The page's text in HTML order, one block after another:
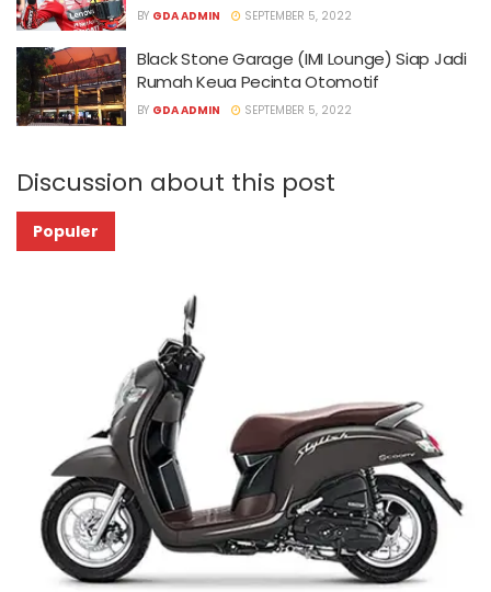
BY GDA ADMIN SEPTEMBER 5, 2022
Black Stone Garage (IMI Lounge) Siap Jadi
Rumah Keua Pecinta Otomotif
BY GDA ADMIN SEPTEMBER 5, 2022
Discussion about this post
Populer